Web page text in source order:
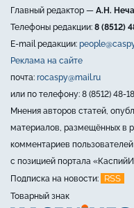
Главный редактор — А.Н.
Телефоны редакции: 8 (8512)
E-mail редакции:
Реклама на сайте
почта: rocaspy@mail.ru
или по телефону: 8 (8512) 48-
Мнения авторов статей,
материалов, размещённых в
комментариев
с позицией портала
Подписка на новости:
RSS
Товарный знак